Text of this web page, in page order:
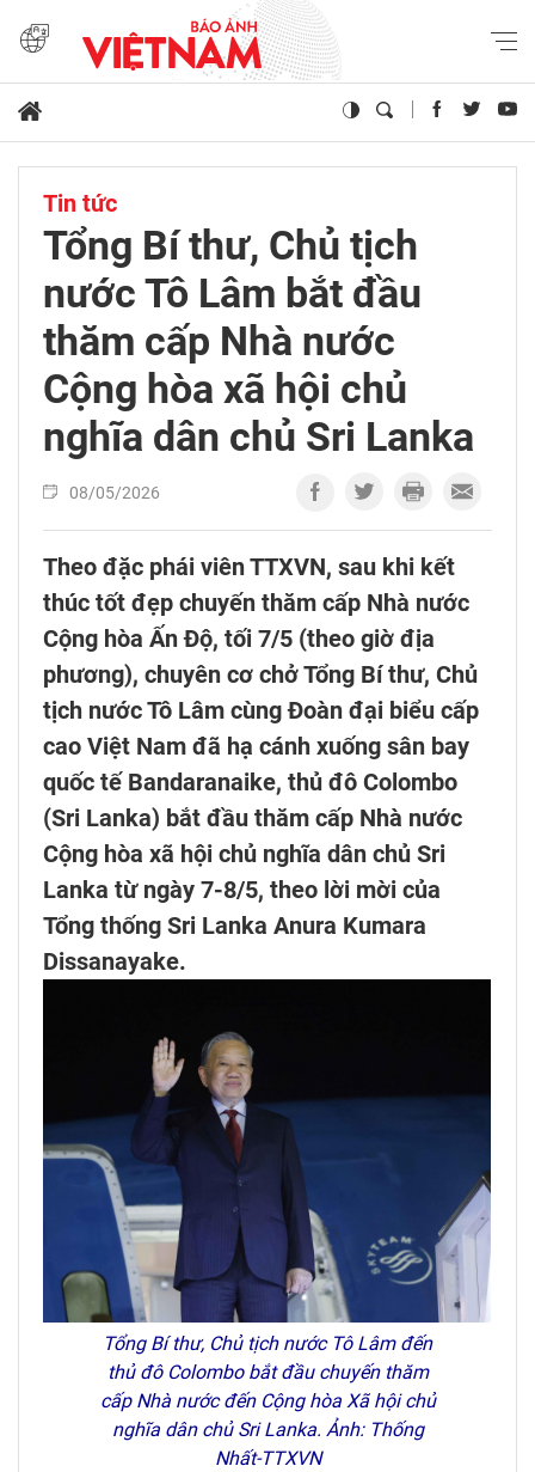
Tin tức
Tổng Bí thư, Chủ tịch
nước Tô Lâm bắt đầu
thăm cấp Nhà nước
Cộng hòa xã hội chủ
nghĩa dân chủ Sri Lanka
08/05/2026
Theo đặc phái viên TTXVN, sau khi kết
thúc tốt đẹp chuyến thăm cấp Nhà nước
Cộng hòa Ấn Độ, tối 7/5 (theo giờ địa
phương), chuyên cơ chở Tổng Bí thư, Chủ
tịch nước Tô Lâm cùng Đoàn đại biểu cấp
cao Việt Nam đã hạ cánh xuống sân bay
quốc tế Bandaranaike, thủ đô Colombo
(Sri Lanka) bắt đầu thăm cấp Nhà nước
Cộng hòa xã hội chủ nghĩa dân chủ Sri
Lanka từ ngày 7-8/5, theo lời mời của
Tổng thống Sri Lanka Anura Kumara
Dissanayake.
Tổng Bí thư, Chủ tịch nước Tô Lâm đến
thủ đô Colombo bắt đầu chuyến thăm
cấp Nhà nước đến Cộng hòa Xã hội chủ
nghĩa dân chủ Sri Lanka. Ảnh: Thống
Nhất-TTXVN